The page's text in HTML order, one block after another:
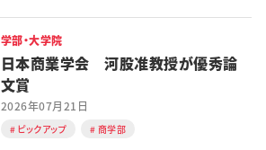
学部・大学院
日本商業学会 河股准教授が優秀論
文賞
2026年07月21日
ピックアップ 商学部